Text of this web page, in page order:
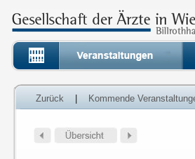
Zurück Kommende